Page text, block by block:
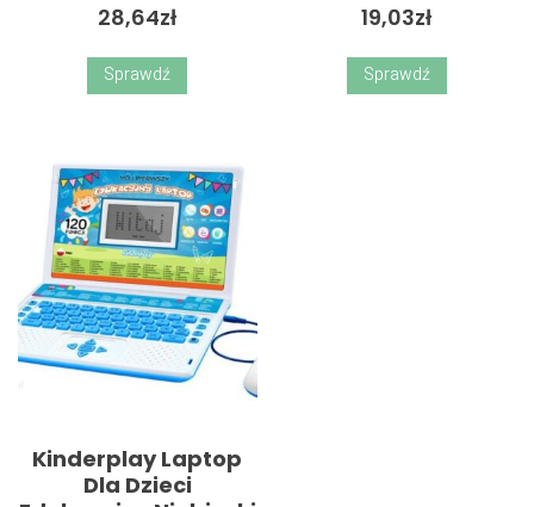
28,64zł
Sprawdź
19,03zł
Sprawdź
Kinderplay Laptop
Dla Dzieci